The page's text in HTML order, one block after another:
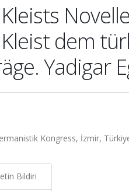
dem
Yadigar
Kongress, İzmir,
Bildiri